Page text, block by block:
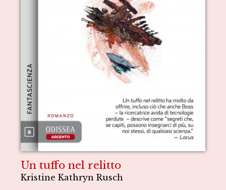
Un tuffo nel relitto
Kristine Kathryn Rusch